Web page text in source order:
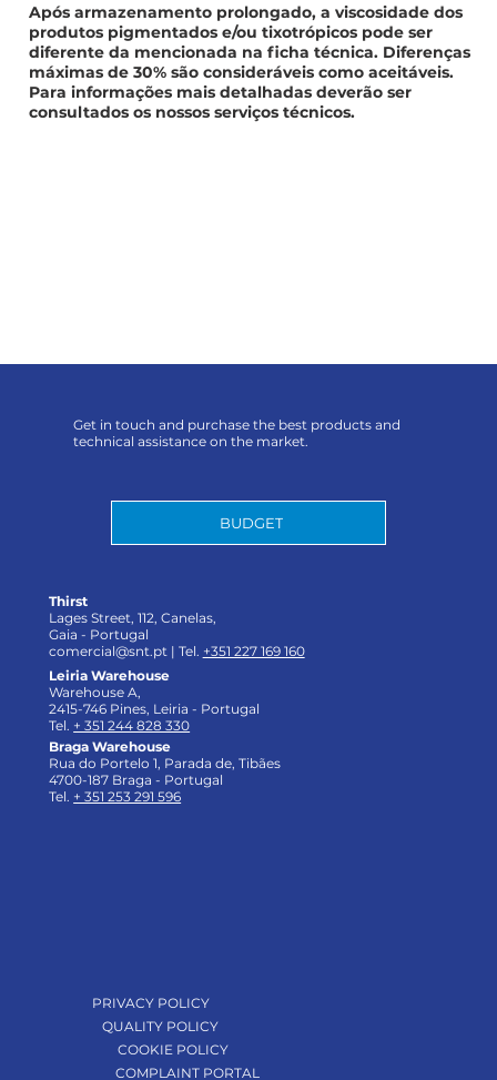
Após armazenamento prolongado, a viscosidade dos
produtos pigmentados e/ou tixotrópicos pode ser
diferente da mencionada na ficha técnica. Diferenças
máximas de 30% são consideráveis como aceitáveis.
Para informações mais detalhadas deverão ser
consultados os nossos serviços técnicos.
Thirst
Lages Street, 112, Canelas,
Gaia - Portugal
comercial@snt.pt| Tel. +351 227 169 160
Leiria Warehouse
Warehouse A,
2415-746 Pines, Leiria - Portugal
Tel. + 351 244 828 330
Braga Warehouse
Rua do Portelo 1, Parada de, Tibães
4700-187 Braga - Portugal
Tel. + 351 253 291 596
Get in touch and purchase the best products and
technical assistance on the market.
BUDGET
PRIVACY POLICY
QUALITY POLICY
COOKIE POLICY
COMPLAINT PORTAL